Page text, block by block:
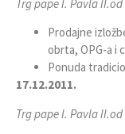
Trg pape I. Pavla II.od
Prodajne
obrta, OPG-a i
Ponuda
17.12.2011.
Trg pape I. Pavla II.od